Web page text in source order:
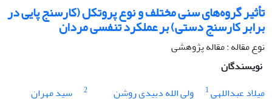
تأثیر گروه‌های سنی مختلف و نوع پروتکل (کارسنج پایی در
برابر کارسنج دستی) بر عملکرد تنفسی مردان
نوع مقاله : مقاله پژوهشی
نویسندگان
میلاد عبداللهی1 ولی الله دبیدی روشن 2
سید مهران